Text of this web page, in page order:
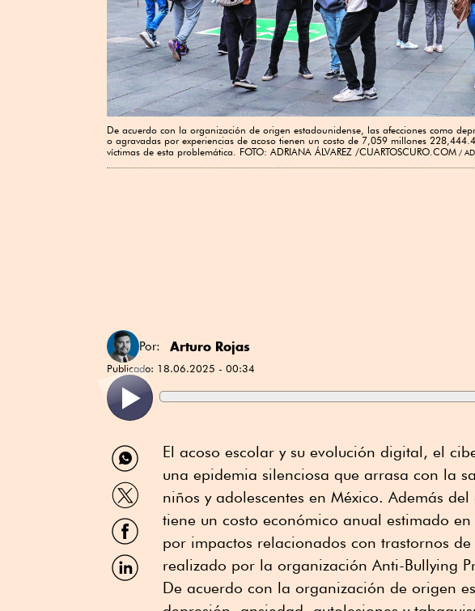
De acuerdo con la organización de origen estadounidense, las afecciones como
o agravadas por experiencias de acoso tienen un costo de 7,059 millones
víctimas de esta problemática. FOTO: ADRIANA ÁLVAREZ /CUARTOSCURO.COM
Por: Arturo Rojas
Publicado: 18.06.2025 - 00:34
Compartir
por
WhatsApp
Compartir
por
Twitter
Compartir
por
Facebook
Compartir
por
El acoso escolar y su evolución digital, el
una epidemia silenciosa que arrasa con la
niños y adolescentes en México. Además
tiene un costo económico anual estimado
por impactos relacionados con trastornos
realizado por la organización Anti-Bullying
De acuerdo con la organización de origen